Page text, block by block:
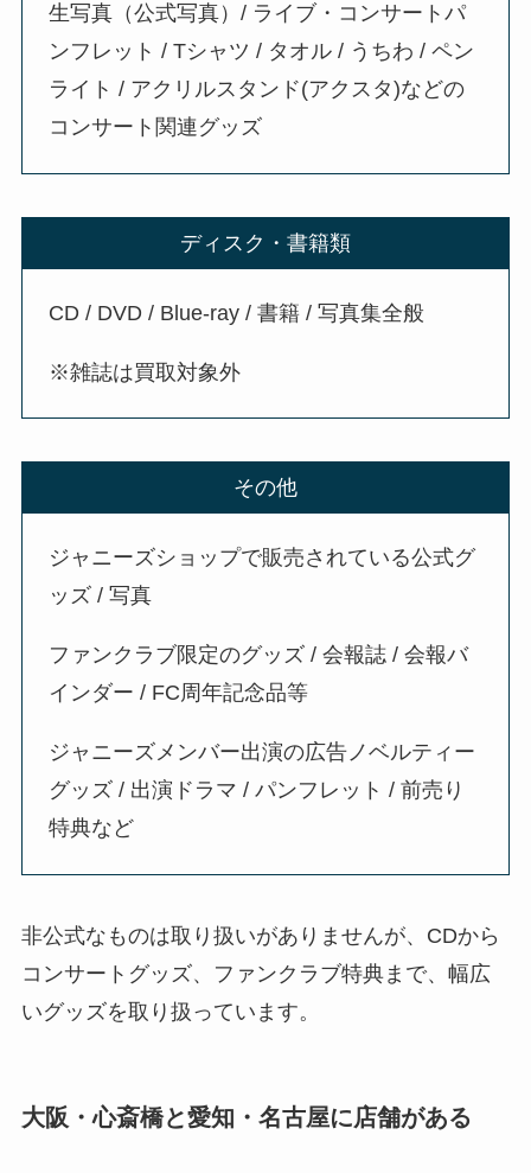
生写真（公式写真）/ ライブ・コンサートパ
ンフレット / Tシャツ / タオル / うちわ / ペン
ライト / アクリルスタンド(アクスタ)などの
コンサート関連グッズ
ディスク・書籍類
CD / DVD / Blue-ray / 書籍 / 写真集全般
※雑誌は買取対象外
その他
ジャニーズショップで販売されている公式グ
ッズ / 写真
ファンクラブ限定のグッズ / 会報誌 / 会報バ
インダー / FC周年記念品等
ジャニーズメンバー出演の広告ノベルティー
グッズ / 出演ドラマ / パンフレット / 前売り
特典など
非公式なものは取り扱いがありませんが、CDから
コンサートグッズ、ファンクラブ特典まで、幅広
いグッズを取り扱っています。
大阪・心斎橋と愛知・名古屋に店舗がある